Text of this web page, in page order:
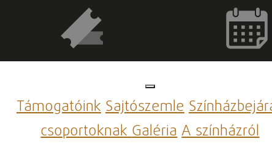
TámogatóinkSajtószemle
csoportoknakGalériaA színházról